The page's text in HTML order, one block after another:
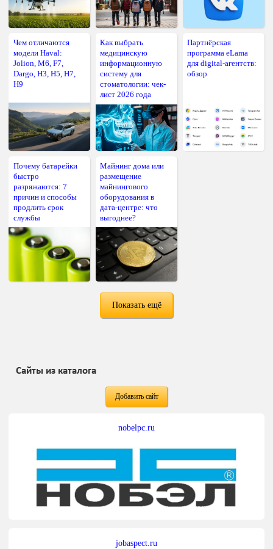
Чем отличаются
модели Haval:
Jolion, M6, F7,
Dargo, H3, H5, H7,
H9
Как выбрать
медицинскую
информационную
систему для
стоматологии: чек-
лист 2026 года
Партнёрская
программа eLama
для digital-агентств:
обзор
Почему батарейки
быстро
разряжаются: 7
причин и способы
продлить срок
службы
Майнинг дома или
размещение
майнингового
оборудования в
дата-центре: что
выгоднее?
Показать ещё
Сайты из каталога
Добавить сайт
nobelpc.ru
jobaspect.ru